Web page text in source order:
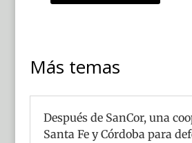
Más temas
Después de SanCor, una
Santa Fe y Córdoba para